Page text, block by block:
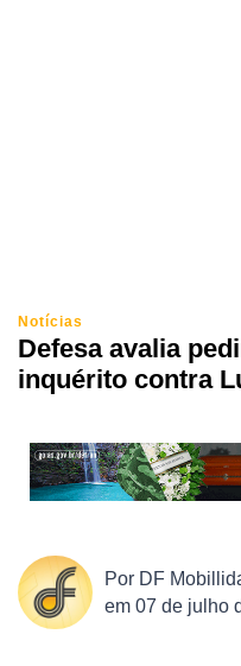
Notícias
Defesa avalia
inquérito contra
Por DF
em 07 de julho